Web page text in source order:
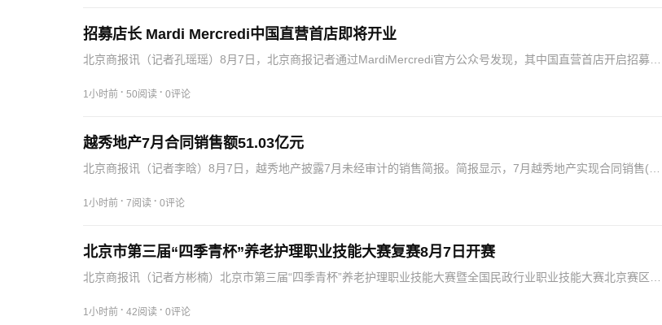
招募店长 Mardi Mercredi中国直营首店即将开业
北京商报讯（记者孔瑶瑶）8月7日，北京商报记者通过MardiMercredi官方公众号发现，其中国直营首店开启招募。
1小时前 · 50阅读 · 0评论
越秀地产7月合同销售额51.03亿元
北京商报讯（记者李晗）8月7日，越秀地产披露7月未经审计的销售简报。简报显示，7月越秀地产实现合同销售(连
1小时前 · 7阅读 · 0评论
北京市第三届“四季青杯”养老护理职业技能大赛复赛8月7日开赛
北京商报讯（记者方彬楠）北京市第三届“四季青杯”养老护理职业技能大赛暨全国民政行业职业技能大赛北京赛区
能…
1小时前 · 42阅读 · 0评论